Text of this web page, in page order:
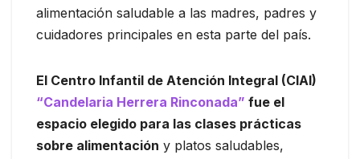
alimentación saludable a las madres, padres y
cuidadores principales en esta parte del país.
El Centro Infantil de Atención Integral (CIAI)
“Candelaria Herrera Rinconada” fue el
espacio elegido para las clases prácticas
sobre alimentación y platos saludables,